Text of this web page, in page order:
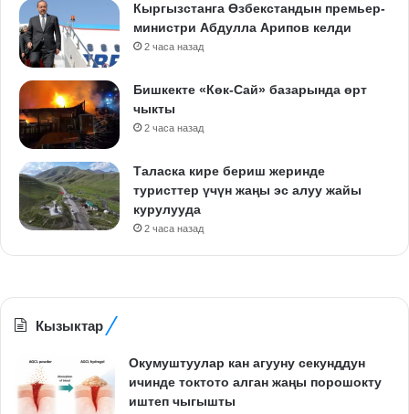
Кыргызстанга Өзбекстандын премьер-
министри Абдулла Арипов келди
2 часа назад
Бишкекте «Көк-Сай» базарында өрт
чыкты
2 часа назад
Таласка кире бериш жеринде
туристтер үчүн жаңы эс алуу жайы
курулууда
2 часа назад
Кызыктар
Окумуштуулар кан агууну секунддун
ичинде токтото алган жаңы порошокту
иштеп чыгышты